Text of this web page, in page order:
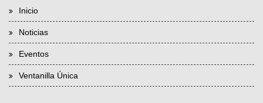
Inicio
Noticias
Eventos
Ventanilla Única